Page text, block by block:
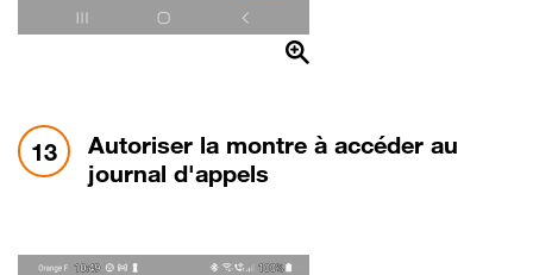
13 étape 13:
Autoriser la montre à accéder au
journal d'appels